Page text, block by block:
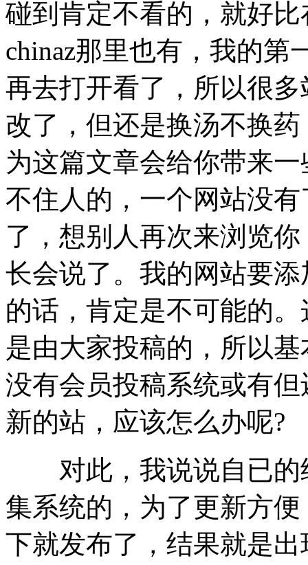
碰到肯定不看的，就好
chinaz那里也有，我的第
再去打开看了，所以很
改了，但还是换汤不换
为这篇文章会给你带来
不住人的，一个网站没
了，想别人再次来浏览
长会说了。我的网站要
的话，肯定是不可能的
是由大家投稿的，所以
没有会员投稿系统或有
新的站，应该怎么办呢?
对此，我说说自已的
集系统的，为了更新方
下就发布了，结果就是